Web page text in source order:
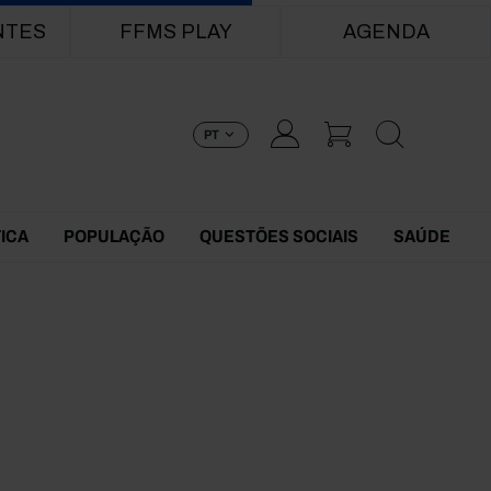
FFMS PLAY AGENDA
PT
POPULAÇÃO QUESTÕES SOCIAIS SAÚDE